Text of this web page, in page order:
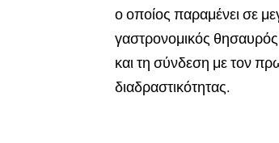
ο οποίος παραμένει σε
γαστρονομικός θησαυρός
και τη σύνδεση με τον
διαδραστικότητας.